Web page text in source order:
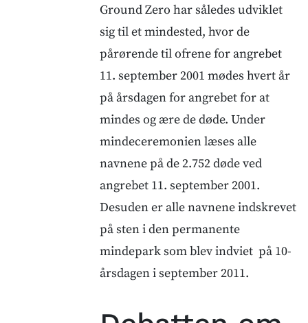
Ground Zero har således udviklet
sig til et mindested, hvor de
pårørende til ofrene for angrebet
11. september 2001 mødes hvert år
på årsdagen for angrebet for at
mindes og ære de døde. Under
mindeceremonien læses alle
navnene på de 2.752 døde ved
angrebet 11. september 2001.
Desuden er alle navnene indskrevet
på sten i den permanente
mindepark som blev indviet på 10-
årsdagen i september 2011.